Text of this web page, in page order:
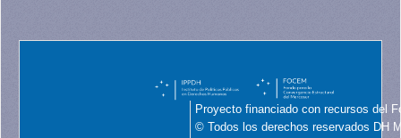
Proyecto financiado con recursos del
© Todos los derechos reservados DH